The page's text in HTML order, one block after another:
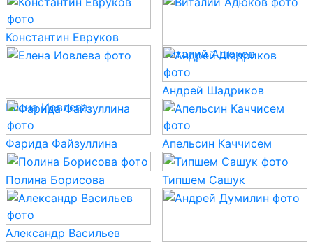
Константин Евруков
Виталий Адюков
Елена Иовлева
Андрей Шадриков
Фарида Файзуллина Апельсин Каччисем
Полина Борисова Типшем Сашук
Александр Васильев